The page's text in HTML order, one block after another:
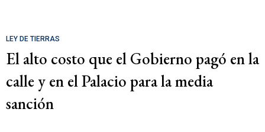
LEY DE TIERRAS
El alto costo que el Gobierno pagó en la
calle y en el Palacio para la media
sanción